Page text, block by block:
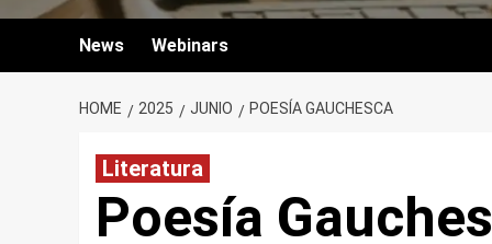
News Webinars
HOME 2025 JUNIO POESÍA GAUCHESCA
Literatura
Poesía